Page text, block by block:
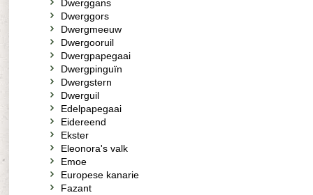
Dwerggans
Dwerggors
Dwergmeeuw
Dwergooruil
Dwergpapegaai
Dwergpinguïn
Dwergstern
Dwerguil
Edelpapegaai
Eidereend
Ekster
Eleonora's valk
Emoe
Europese kanarie
Fazant